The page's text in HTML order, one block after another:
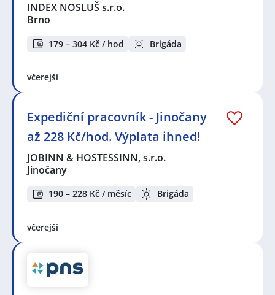
INDEX NOSLUŠ s.r.o.
Brno
179 – 304 Kč / hod Brigáda
včerejší
Expediční pracovník - Jinočany
až 228 Kč/hod. Výplata ihned!
JOBINN & HOSTESSINN, s.r.o.
Jinočany
190 – 228 Kč / měsíc Brigáda
včerejší